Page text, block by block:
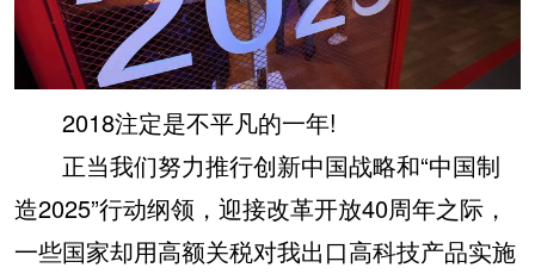
2018注定是不平凡的一年!
正当我们努力推行创新中国战略和“中国制
造2025”行动纲领，迎接改革开放40周年之际，
一些国家却用高额关税对我出口高科技产品实施